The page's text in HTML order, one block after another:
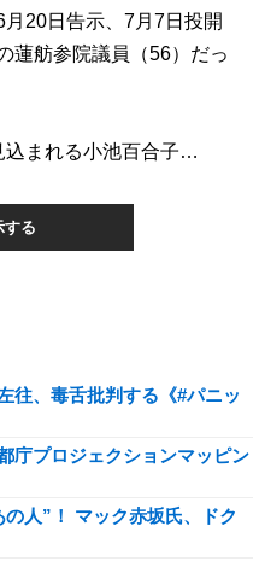
20日告示、7月7日投開
蓮舫参院議員（56）だっ
まれる小池百合子…
する
往、毒舌批判する《#パニッ
庁プロジェクションマッピン
の人”！ マック赤坂氏、ドク